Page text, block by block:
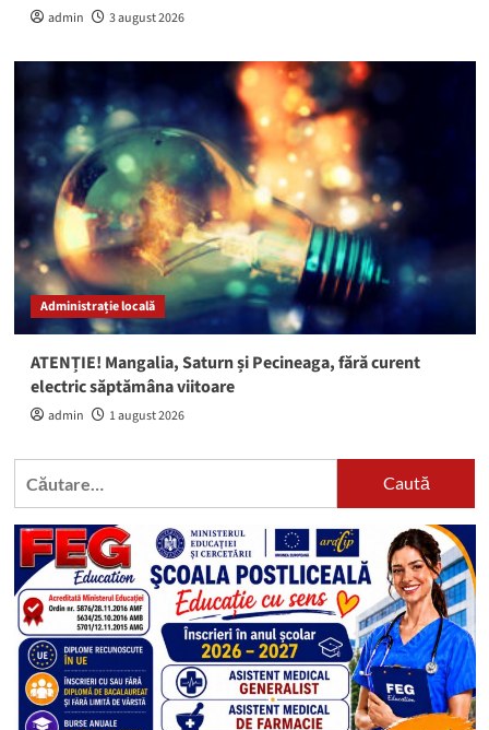
admin 3 august 2026
Administrație locală
ATENȚIE! Mangalia, Saturn și Pecineaga, fără curent
electric săptămâna viitoare
admin 1 august 2026
Caută